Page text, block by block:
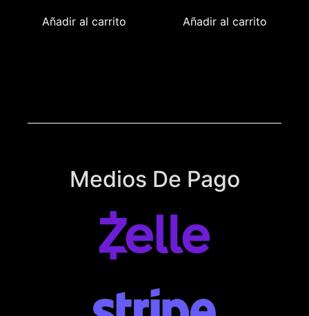
Añadir al carrito Añadir al carrito
Medios De Pago